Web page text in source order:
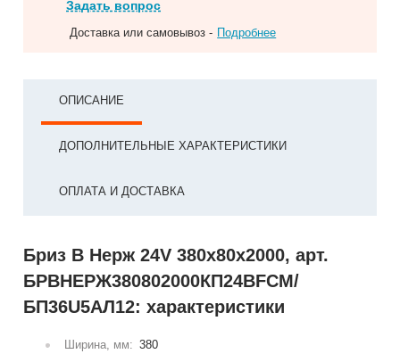
Задать вопрос
Доставка или самовывоз - Подробнее
ОПИСАНИЕ
ДОПОЛНИТЕЛЬНЫЕ ХАРАКТЕРИСТИКИ
ОПЛАТА И ДОСТАВКА
Бриз В Нерж 24V 380x80x2000, арт.
БРВНЕРЖ380802000КП24ВFCM/
БП36U5АЛ12: характеристики
Ширина, мм: 380